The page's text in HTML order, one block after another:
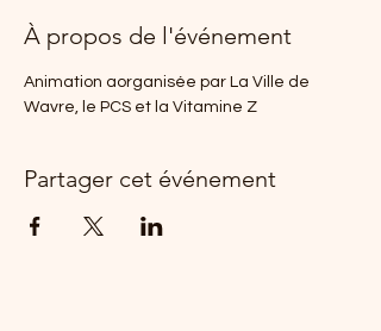
À propos de l'événement
Animation aorganisée par La Ville de
Wavre, le PCS et la Vitamine Z
Partager cet événement